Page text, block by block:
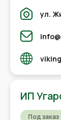
ул.
ИП
Под заказ